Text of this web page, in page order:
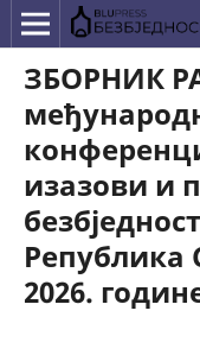
ЗБОРНИК
изазови и
Република
2026.